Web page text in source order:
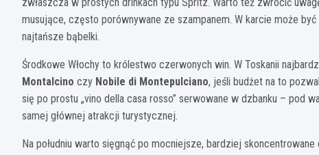
musujące, często porównywane ze szampanem. W karcie może
najtańsze bąbelki.
Środkowe Włochy to królestwo czerwonych win. W Toskanii
Montalcino czy Nobile di Montepulciano, jeśli budżet na to
się po prostu „vino della casa rosso” serwowane w dzbanku – pod
samej głównej atrakcji turystycznej.
Na południu warto sięgnąć po mocniejsze, bardziej skoncentrowane